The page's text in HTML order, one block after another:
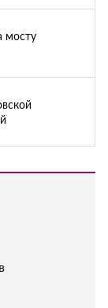
мосту